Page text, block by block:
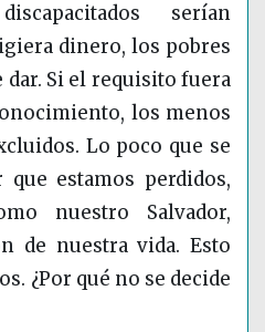
serían
dinero, los pobres
dar. Si el requisito fuera
los menos
Lo poco que se
estamos perdidos,
nuestro Salvador,
de nuestra vida. Esto
¿Por qué no se decide